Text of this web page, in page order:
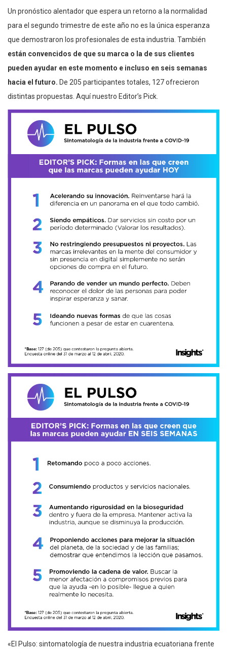
Un pronóstico alentador que espera un retorno a la normalidad
para el segundo trimestre de este año no es la única esperanza
que demostraron los profesionales de esta industria. También
están convencidos de que su marca o la de sus clientes
pueden ayudar en este momento e incluso en seis semanas
hacia el futuro. De 205 participantes totales, 127 ofrecieron
distintas propuestas. Aquí nuestro Editor’s Pick.
«El Pulso: sintomatología de nuestra industria ecuatoriana frente